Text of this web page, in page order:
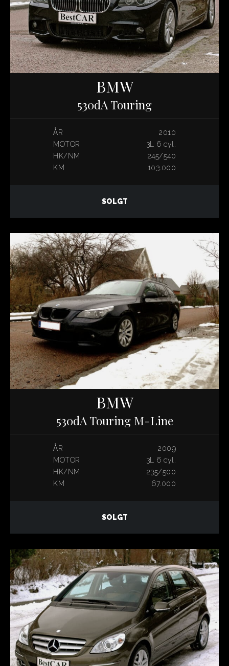
BMW
530dA Touring
ÅR
2010
MOTOR
3L 6 cyl.
HK/NM
245/540
KM
103.000
SOLGT
BMW
530dA Touring M-Line
ÅR
2009
MOTOR
3L 6 cyl.
HK/NM
235/500
KM
67.000
SOLGT